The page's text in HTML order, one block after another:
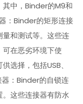
其中，Binder的M9和
：Binder的矩形连接
和测试等。这些连
在恶劣环境下使
选择，包括USB、
：Binder的自锁连
这些连接器有防水